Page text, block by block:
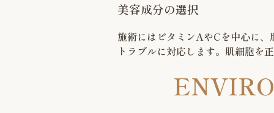
美容成分の選択
施術にはビタミンAやCを中心に
トラブルに対応します。肌細胞を